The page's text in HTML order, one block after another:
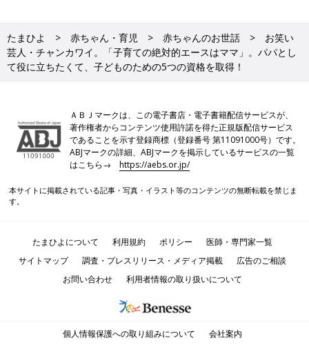
たまひよ 赤ちゃん・育児 赤ちゃんのお世話
お笑い
芸人・チャンカワイ。「子育ての絶対的エースはママ」。パパとし
て役に立ちたくて、子どものための5つの資格を取得！
ＡＢＪマークは、この電子書店・電子書籍配信サービスが、
著作権者からコンテンツ使用許諾を得た正規版配信サービス
であることを示す登録商標（登録番号 第11091000号）です。
ABJマークの詳細、ABJマークを掲示しているサービスの一覧
はこちら→https://aebs.or.jp/
本サイトに掲載されている記事・写真・イラスト等のコンテンツの無断転載を禁じま
す。
たまひよについて 利用規約 ポリシー
医師・専門家一覧
サイトマップ
調査・プレスリリース・メディア掲載
広告のご相談
お問い合わせ
利用者情報の取り扱いについて
個人情報保護への取り組みについて 会社案内